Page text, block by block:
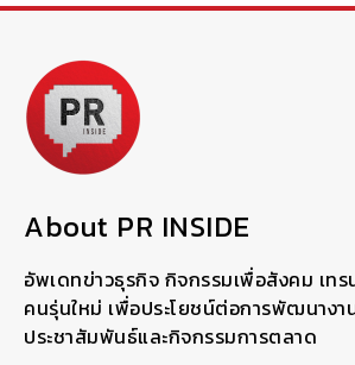
About PR INSIDE
อัพเดทข่าวธุรกิจ กิจกรรมเพื่อสังคม เท
คนรุ่นใหม่ เพื่อประโยชน์ต่อการพัฒนางา
ประชาสัมพันธ์และกิจกรรมการตลาด